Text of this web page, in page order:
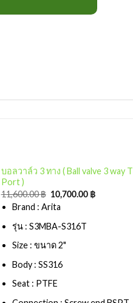
บอลวาล์ว 3 ทาง ( Ball valve 3 way T
Port )
11,600.00฿ 10,700.00 ฿
Brand : Arita
รุ่น : S3MBA-S316T
Size : ขนาด 2"
Body : SS316
Seat : PTFE